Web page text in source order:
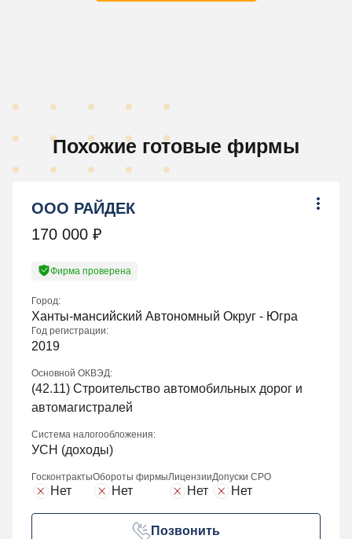
Похожие готовые фирмы
ООО РАЙДЕК
170 000 ₽
Фирма проверена
Город:
Ханты-мансийский Автономный Округ - Югра
Год регистрации:
2019
Основной ОКВЭД:
(42.11) Строительство автомобильных дорог и
автомагистралей
Система налогообложения:
УСН (доходы)
Госконтракты
Нет
Обороты фирмы
Нет
Лицензии
Нет
Допуски СРО
Нет
Позвонить